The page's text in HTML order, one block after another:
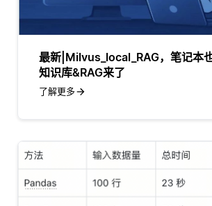
最新|Milvus_local_RAG，笔记本
知识库&RAG来了
了解更多